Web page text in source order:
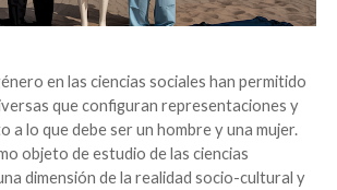
en las ciencias sociales han permitido
que configuran representaciones y
a lo que debe ser un hombre y una mujer.
objeto de estudio de las ciencias
dimensión de la realidad socio-cultural y